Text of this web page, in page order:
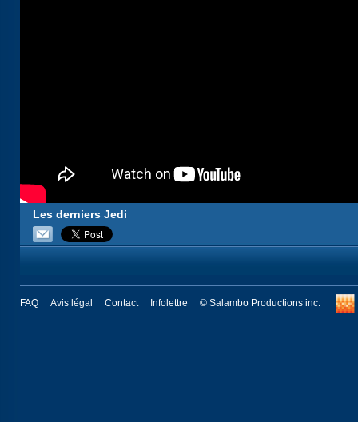
Les derniers Jedi
FAQ Avis légal Contact Infolettre © Salambo Productions inc.